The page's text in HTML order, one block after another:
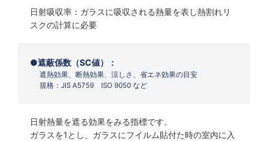
日射吸収率：ガラスに吸収される熱量を表し熱割れリ
スクの計算に必要
遮蔽係数（SC値）：
遮熱効果、断熱効果、涼しさ、省エネ効果の目安
規格：JIS A5759 ISO 9050 など
日射熱量を遮る効果をみる指標です。
ガラスを1とし、ガラスにフイルム貼付た時の室内に入